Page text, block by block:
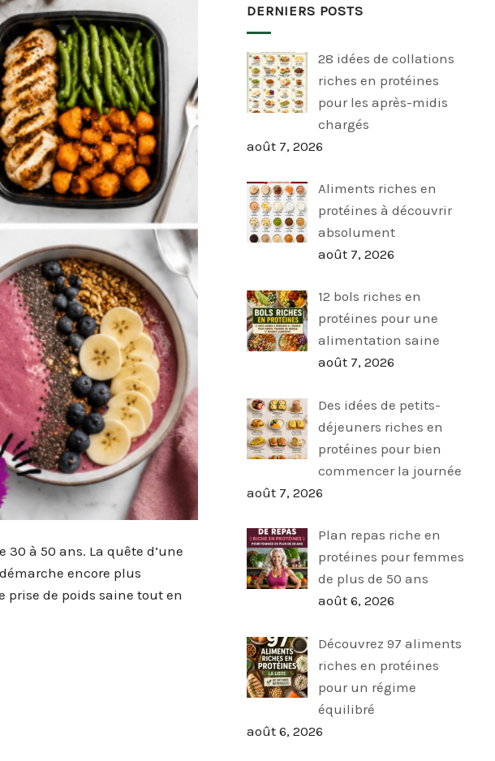
à 50 ans. La quête d’une
encore plus
de poids saine tout en
DERNIERS POSTS
28 idées de collations
riches en protéines
pour les après-midis
chargés
août 7, 2026
Aliments riches en
protéines à découvrir
absolument
août 7, 2026
12 bols riches en
protéines pour une
alimentation saine
août 7, 2026
Des idées de petits-
déjeuners riches en
protéines pour bien
commencer la journée
août 7, 2026
Plan repas riche en
protéines pour femmes
de plus de 50 ans
août 6, 2026
Découvrez 97 aliments
riches en protéines
pour un régime
équilibré
août 6, 2026